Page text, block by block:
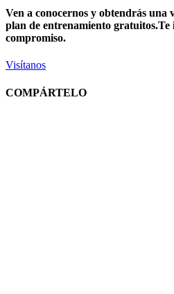
Ven a conocernos y obtendrás
plan de entrenamiento gratuitos.Te
compromiso.
Visítanos
COMPÁRTELO